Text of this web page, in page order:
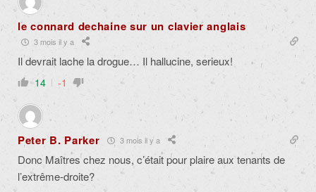
le connard dechaine sur un clavier anglais
3 mois il y a
Il devrait lache la drogue… Il hallucine, serieux!
14 -1
Peter B. Parker 3 mois il y a
Donc Maîtres chez nous, c’était pour plaire aux tenants de
l’extrême-droite?